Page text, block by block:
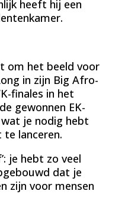
heeft hij een
om het beeld voor
in zijn Big Afro-
finales in het
gewonnen EK-
je nodig hebt
lanceren.
je hebt zo veel
dat je
zijn voor mensen